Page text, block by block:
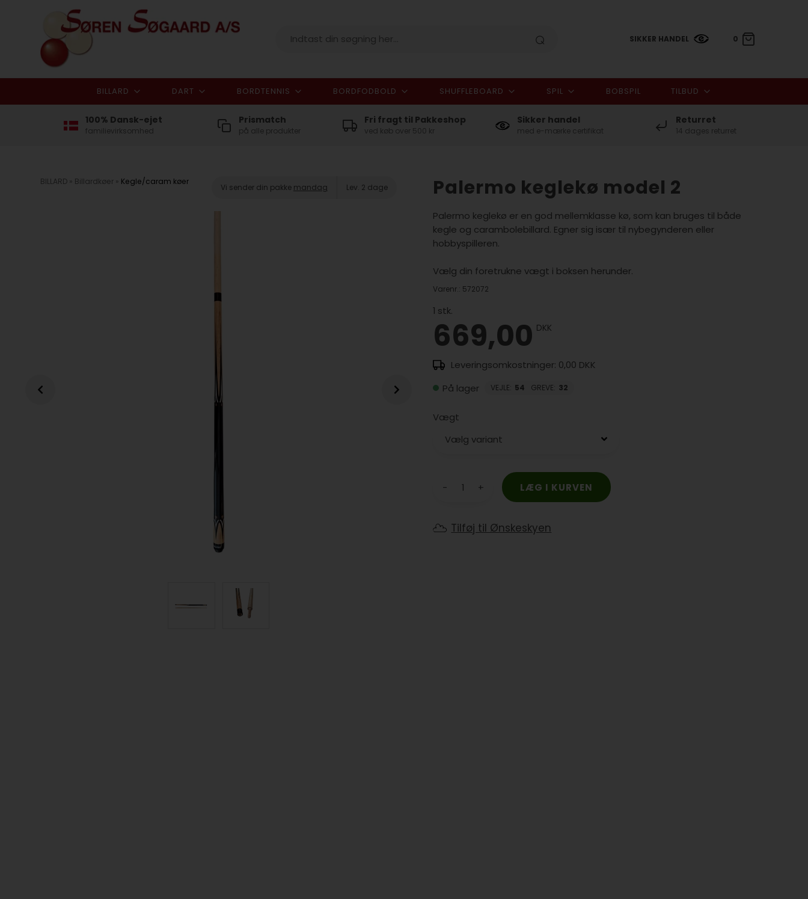
SIKKER HANDEL 0
I alt 0,00 DKK
BILLARD DART BORDTENNIS BORDFODBOLD SHUFFLEBOARD SPIL BOBSPIL TILBUD
100% Dansk-ejet
familievirksomhed
Prismatch
på alle produkter
Fri fragt til Pakkeshop
ved køb over 500 kr
Sikker handel
med e-mærke certifikat
Returret
14 dages returret
BILLARD » Billardkøer » Kegle/caram køer
Vi sender din pakke mandag Lev. 2 dage Palermo keglekø model 2
Palermo keglekø er en god mellemklasse kø, som kan bruges til både
kegle og carambolebillard. Egner sig især til nybegynderen eller
hobbyspilleren.
Vælg din foretrukne vægt i boksen herunder.
Varenr.: 572072
1 stk.
669,00 DKK
0,00 DKK
På lager
VEJLE: 54 GREVE: 32
Vægt
- +
Tilføj til Ønskeskyen